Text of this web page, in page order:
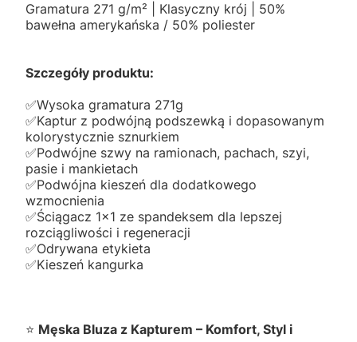
Gramatura 271 g/m² | Klasyczny krój | 50%
bawełna amerykańska / 50% poliester
Szczegóły produktu:
✅️Wysoka gramatura 271g
✅️Kaptur z podwójną podszewką i dopasowanym
kolorystycznie sznurkiem
✅️Podwójne szwy na ramionach, pachach, szyi,
pasie i mankietach
✅️Podwójna kieszeń dla dodatkowego
wzmocnienia
✅️Ściągacz 1x1 ze spandeksem dla lepszej
rozciągliwości i regeneracji
✅️Odrywana etykieta
✅️Kieszeń kangurka
⭐ Męska Bluza z Kapturem – Komfort, Styl i